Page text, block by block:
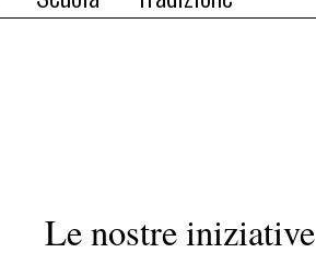
Le nostre iniziative